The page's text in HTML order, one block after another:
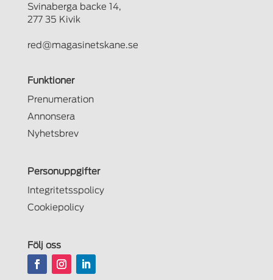
Svinaberga backe 14,
277 35 Kivik
red@magasinetskane.se
Funktioner
Prenumeration
Annonsera
Nyhetsbrev
Personuppgifter
Integritetsspolicy
Cookiepolicy
Följ oss